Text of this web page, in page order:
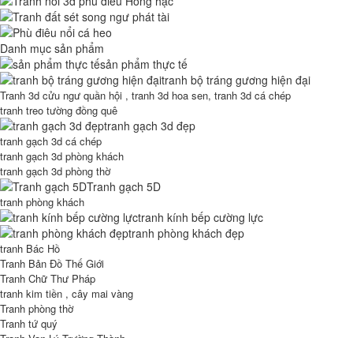
Danh mục sản phẩm
sản phẩm thực tế
tranh bộ tráng gương hiện đại
Tranh 3d cửu ngư quần hội , tranh 3d hoa sen, tranh 3d cá chép
tranh treo tường đồng quê
tranh gạch 3d đẹp
tranh gạch 3d cá chép
tranh gạch 3d phòng khách
tranh gạch 3d phòng thờ
Tranh gạch 5D
tranh phòng khách
tranh kính bếp cường lực
tranh phòng khách đẹp
tranh Bác Hồ
Tranh Bản Đồ Thế Giới
Tranh Chữ Thư Pháp
tranh kim tiền , cây mai vàng
Tranh phòng thờ
Tranh tứ quý